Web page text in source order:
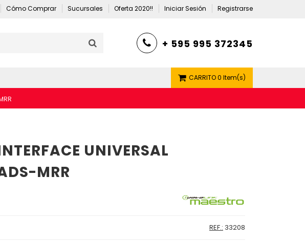
Cómo Comprar Sucursales Oferta 2020!! Iniciar Sesión Registrarse
+ 595 995 372345
CARRITO0 Item(s)
UNIVERSAL
MRR
REF.: 33208